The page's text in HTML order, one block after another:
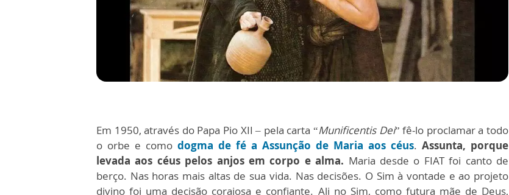
Em 1950, através do Papa Pio XII – pela carta “Munificentis Dei” fê-lo proclamar a todo
o orbe e como dogma de fé a Assunção de Maria aos céus. Assunta, porque
levada aos céus pelos anjos em corpo e alma. Maria desde o FIAT foi canto de
berço. Nas horas mais altas de sua vida. Nas decisões. O Sim à vontade e ao projeto
divino foi uma decisão corajosa e confiante. Ali no Sim, como futura mãe de Deus,